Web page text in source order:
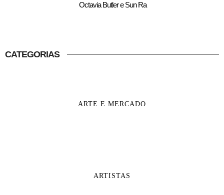
Octavia Butler e Sun Ra
CATEGORIAS
ARTE E MERCADO
ARTISTAS